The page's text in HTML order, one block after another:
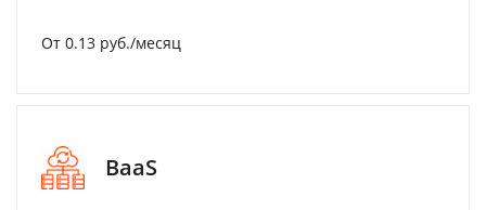
От 0.13 руб./месяц
BaaS